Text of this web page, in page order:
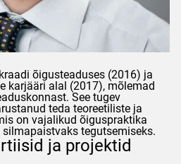
õigusteaduses (2016) ja
karjääri alal (2017), mõlemad
See tugev
teda teoreetiliste ja
on vajalikud õiguspraktika
tegutsemiseks.
ja projektid